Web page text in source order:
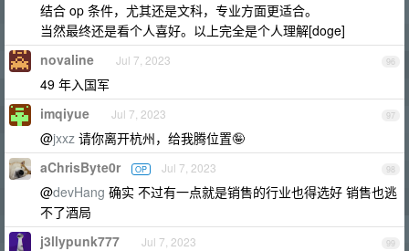
结合 op 条件，尤其还是文科，专业方面更适合。
当然最终还是看个人喜好。以上完全是个人理解[doge]
96
novaline Jul 7, 2023
49 年入国军
97
imqiyue Jul 7, 2023
@jxxz 请你离开杭州，给我腾位置🤪
98
aChrisByte0r OP Jul 7, 2023
@devHang 确实 不过有一点就是销售的行业也得选好 销售也逃
不了酒局
99
j3llypunk777 Jul 7, 2023